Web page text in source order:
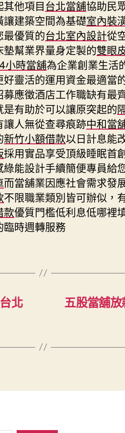
他項目台北當舖協助民
建築空間為基礎室內裝
最優質的台北室內設計從
幫業界量身定製的雙眼
小時當舖為企業創業生活
好靈活的運用資金最適當
募應徵酒店工作職缺有最
有助於可以讓原突起的
人無從查尋痕跡中和當
新竹小額借款以日計息能
採用實品享受頂級睡眠首
綠能設計手續簡便專員給
而當舖業因應社會需求發
不限職業類別皆可辦似，
款優質門檻低利息低哪裡
臨時週轉服務
北
五股當舖